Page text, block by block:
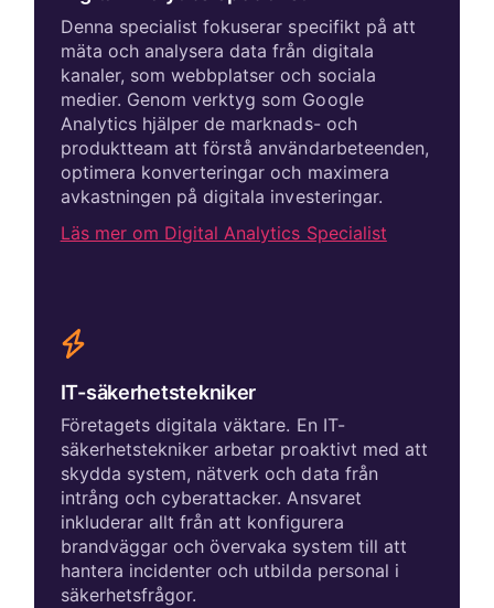
Denna specialist fokuserar specifikt på att
mäta och analysera data från digitala
kanaler, som webbplatser och sociala
medier. Genom verktyg som Google
Analytics hjälper de marknads- och
produktteam att förstå användarbeteenden,
optimera konverteringar och maximera
avkastningen på digitala investeringar.
Läs mer om Digital Analytics Specialist
IT-säkerhetstekniker
Företagets digitala väktare. En IT-
säkerhetstekniker arbetar proaktivt med att
skydda system, nätverk och data från
intrång och cyberattacker. Ansvaret
inkluderar allt från att konfigurera
brandväggar och övervaka system till att
hantera incidenter och utbilda personal i
säkerhetsfrågor.